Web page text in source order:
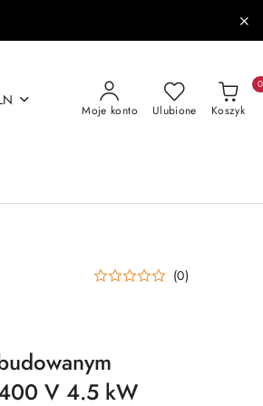
Moje konto Ulubione Koszyk
0
(0)
V 4.5 kW